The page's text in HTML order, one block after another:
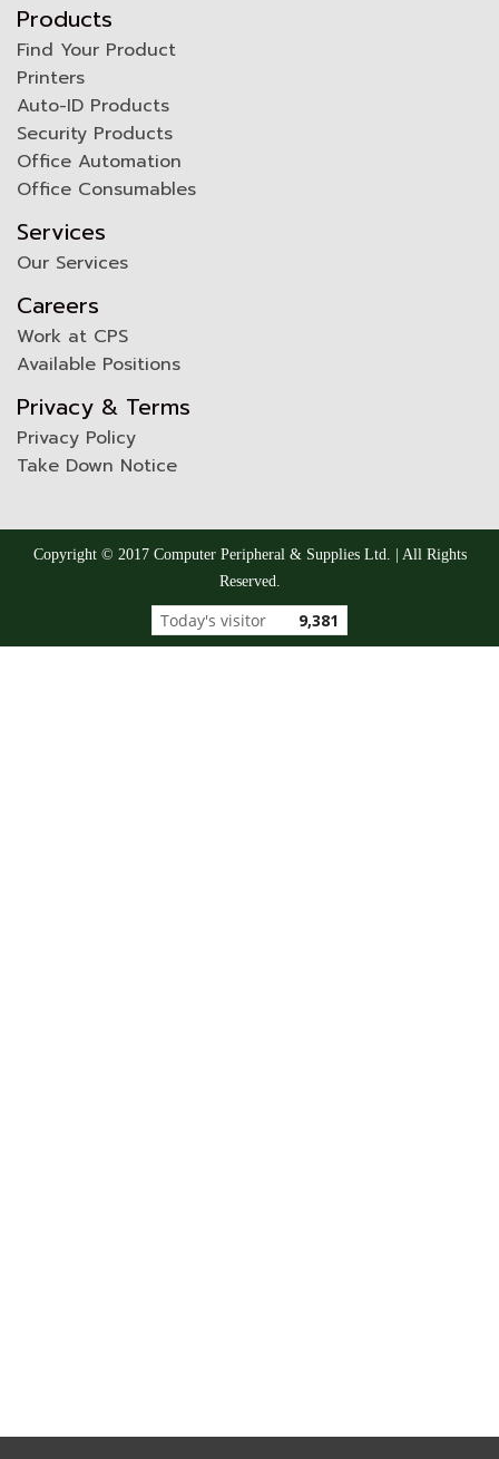
Products
Find Your Product
Printers
Auto-ID Products
Security Products
Office Automation
Office Consumables
Services
Our Services
Careers
Work at CPS
Available Positions
Privacy & Terms
Privacy Policy
Take Down Notice
Copyright © 2017 Computer Peripheral & Supplies Ltd. | All Rights
Reserved.
Today's visitor 9,381